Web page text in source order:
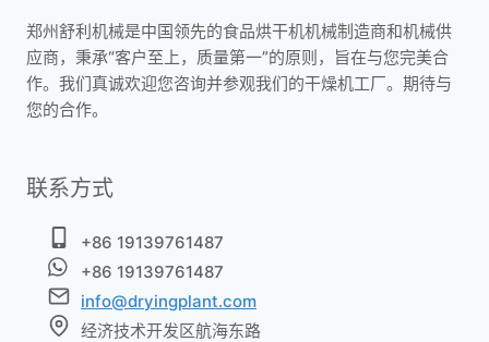
郑州舒利机械是中国领先的食品烘干机机械制造商和机械供
应商，秉承“客户至上，质量第一”的原则，旨在与您完美合
作。我们真诚欢迎您咨询并参观我们的干燥机工厂。期待与
您的合作。
联系方式
+86 19139761487
+86 19139761487
info@dryingplant.com
经济技术开发区航海东路
Whatsapp